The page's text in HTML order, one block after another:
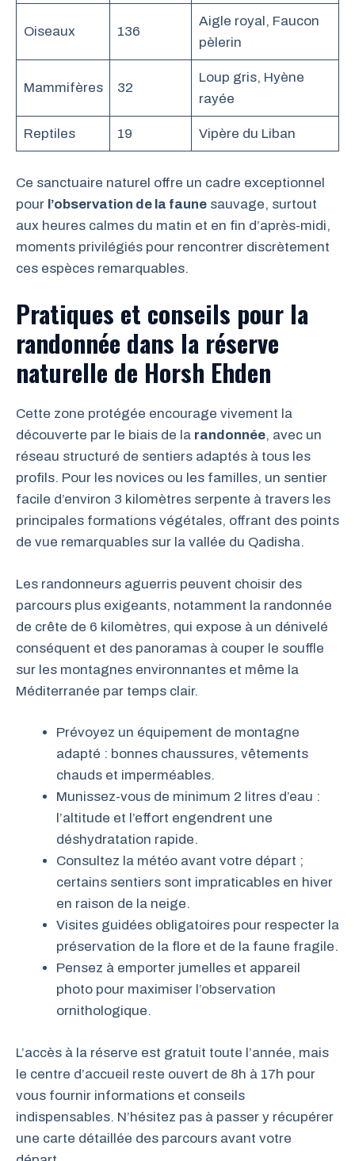
Oiseaux 136
Aigle royal, Faucon
pèlerin
Mammifères 32
Loup gris, Hyène
rayée
Reptiles 19 Vipère du Liban
Ce sanctuaire naturel offre un cadre exceptionnel
pour l’observation de la faune sauvage, surtout
aux heures calmes du matin et en fin d’après-midi,
moments privilégiés pour rencontrer discrètement
ces espèces remarquables.
Pratiques et conseils pour la
randonnée dans la réserve
naturelle de Horsh Ehden
Cette zone protégée encourage vivement la
découverte par le biais de la randonnée, avec un
réseau structuré de sentiers adaptés à tous les
profils. Pour les novices ou les familles, un sentier
facile d’environ 3 kilomètres serpente à travers les
principales formations végétales, offrant des points
de vue remarquables sur la vallée du Qadisha.
Les randonneurs aguerris peuvent choisir des
parcours plus exigeants, notamment la randonnée
de crête de 6 kilomètres, qui expose à un dénivelé
conséquent et des panoramas à couper le souffle
sur les montagnes environnantes et même la
Méditerranée par temps clair.
Prévoyez un équipement de montagne
adapté : bonnes chaussures, vêtements
chauds et imperméables.
Munissez-vous de minimum 2 litres d’eau :
l’altitude et l’effort engendrent une
déshydratation rapide.
Consultez la météo avant votre départ ;
certains sentiers sont impraticables en hiver
en raison de la neige.
Visites guidées obligatoires pour respecter la
préservation de la flore et de la faune fragile.
Pensez à emporter jumelles et appareil
photo pour maximiser l’observation
ornithologique.
L’accès à la réserve est gratuit toute l’année, mais
le centre d’accueil reste ouvert de 8h à 17h pour
vous fournir informations et conseils
indispensables. N’hésitez pas à passer y récupérer
une carte détaillée des parcours avant votre